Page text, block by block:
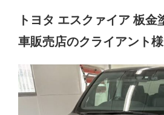
トヨタ エスクァイア 板金
車販売店のクライアント